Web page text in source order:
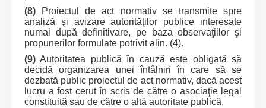
(8) Proiectul de act normativ se transmite spre
analiză şi avizare autorităţilor publice interesate
numai după definitivare, pe baza observaţiilor şi
propunerilor formulate potrivit alin. (4).
(9) Autoritatea publică în cauză este obligată să
decidă organizarea unei întâlniri în care să se
dezbată public proiectul de act normativ, dacă acest
lucru a fost cerut în scris de către o asociaţie legal
constituită sau de către o altă autoritate publică.